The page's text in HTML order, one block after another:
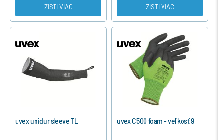
ZISTI VIAC ZISTI VIAC
uvex unidur sleeve TL uvex C500 foam - veľkosť 9